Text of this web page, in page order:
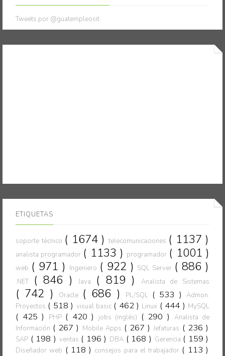
Tweets por @guatempleosit
ETIQUETAS
soporte técnico ( 1674 ) telecomunicaciones ( 1137 )
analista programador ( 1133 ) programador ( 1001 )
web ( 971 ) Ingeniero ( 922 ) SQL Server ( 886 )
.NET ( 846 )Java ( 819 ) Analista de Sistemas
( 742 ) Oracle ( 686 ) PL/SQL ( 533 )Admon.
Proyectos ( 518 ) visual basic ( 462 ) Linux ( 444 ) MySQL
( 425 ) PHP ( 420 ) jobs (inglés) ( 290 )
Analista de
Información ( 267 ) Mobile Apps ( 267 )Jefaturas ( 236 )
SAP ( 198 ) ventas ( 196 ) DBA ( 168 ) Gerencia ( 159 )
Diseñador web ( 118 ) consejos para el trabajador ( 113 )